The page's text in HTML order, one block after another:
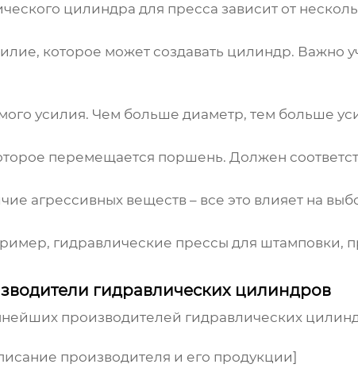
цилиндра для пресса зависит от
которое может создавать цилиндр. Важно
усилия. Чем больше диаметр, тем больше
перемещается поршень. Должен
агрессивных веществ – все это влияет на
гидравлические прессы для штамповки,
гидравлических цилиндров
производителей гидравлических
производителя и его продукции]